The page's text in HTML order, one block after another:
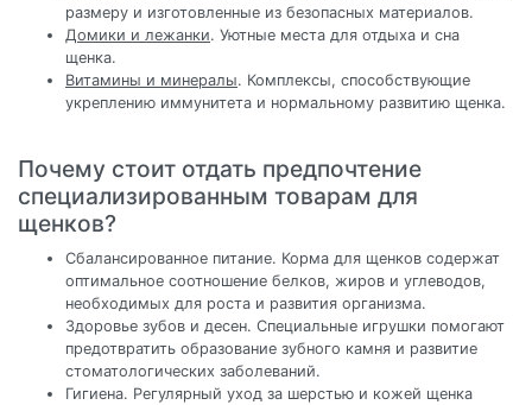
размеру и изготовленные из безопасных материалов.
Домики и лежанки. Уютные места для отдыха и сна
щенка.
Витамины и минералы. Комплексы, способствующие
укреплению иммунитета и нормальному развитию щенка.
Почему стоит отдать предпочтение
специализированным товарам для
щенков?
Сбалансированное питание. Корма для щенков содержат
оптимальное соотношение белков, жиров и углеводов,
необходимых для роста и развития организма.
Здоровье зубов и десен. Специальные игрушки помогают
предотвратить образование зубного камня и развитие
стоматологических заболеваний.
Гигиена. Регулярный уход за шерстью и кожей щенка